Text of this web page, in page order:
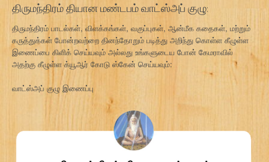
திருமந்திரம் தியான மண்டபம் வாட்ஸ்அப் குழு:
திருமந்திரம் பாடல்கள், விளக்கங்கள், வகுப்புகள், ஆன்மீக கதைகள், மற்றும்
கருத்துக்கள் போன்றவற்றை தினந்தோறும் படித்து அறிந்து கொள்ள கீழுள்ள
இணைப்பை கிளிக் செய்யவும் அல்லது உங்களுடைய போன் கேமராவில்
அதற்கு கீழுள்ள க்யூஆர் கோடு ஸ்கேன் செய்யவும்:
வாட்ஸ்அப் குழு இணைப்பு